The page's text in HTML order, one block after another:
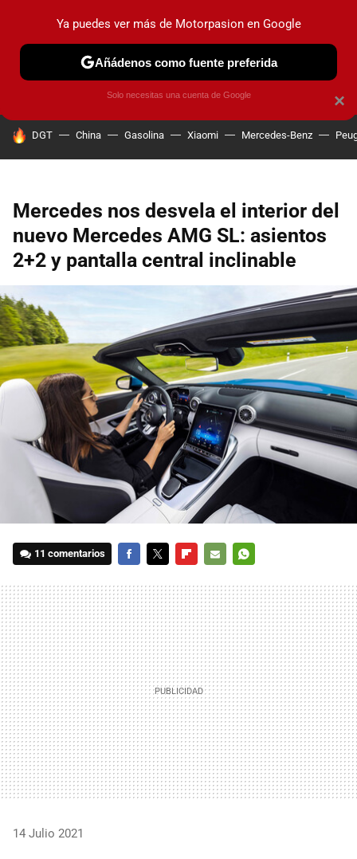
PRUEBAS COCHES ELÉCTRICOS OBSERVATORIO
HOY SE HABLA DE
DGT China Gasolina Xiaomi Mercedes-Benz
Mercedes nos desvela el interior del
nuevo Mercedes AMG SL: asientos
2+2 y pantalla central inclinable
11 comentarios
MAIL
14 Julio 2021
×
Ya puedes ver más de Motorpasion en Google
Añádenos como fuente preferida
Solo necesitas una cuenta de Google